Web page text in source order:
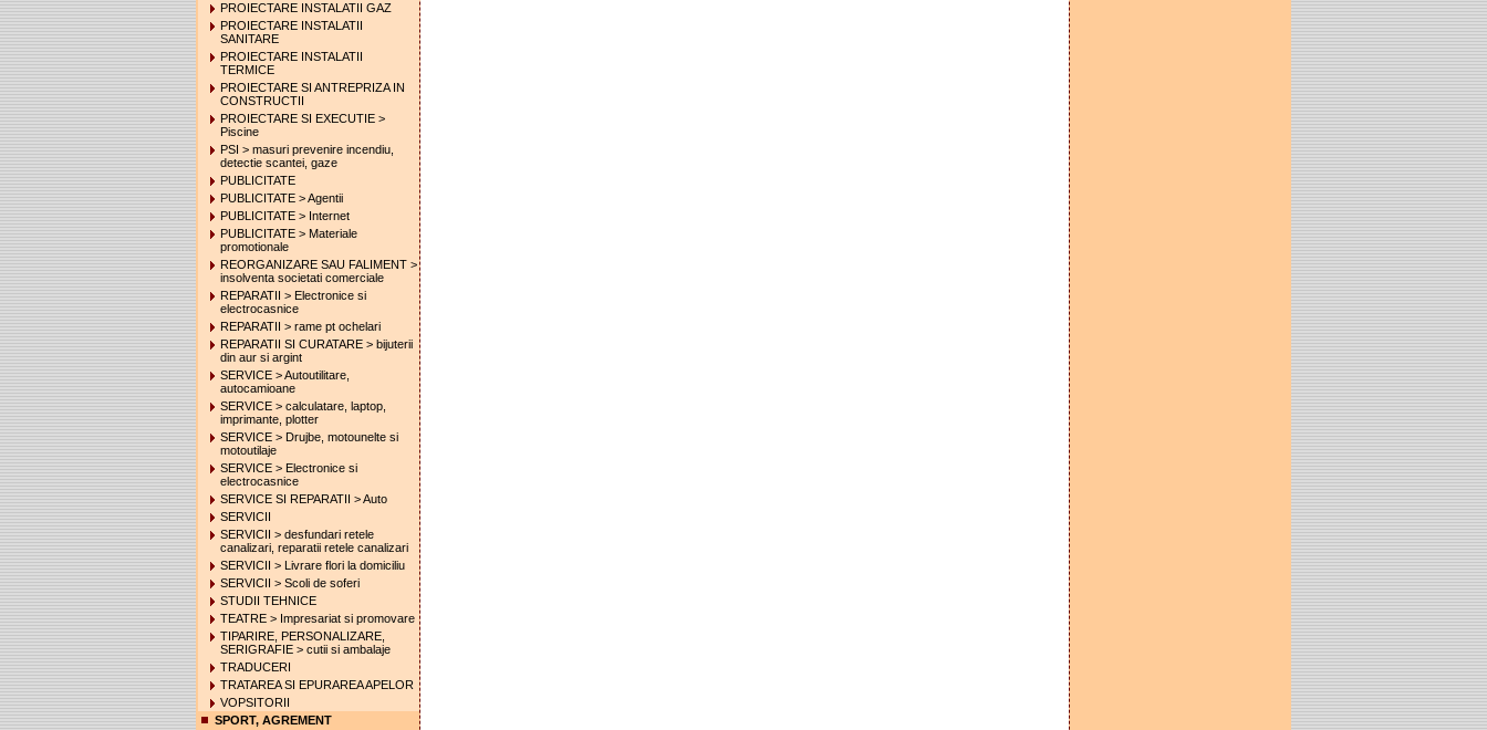
PROIECTARE INSTALATII GAZ
PROIECTARE INSTALATII
SANITARE
PROIECTARE INSTALATII
TERMICE
PROIECTARE SI ANTREPRIZA IN
CONSTRUCTII
PROIECTARE SI EXECUTIE >
Piscine
PSI > masuri prevenire incendiu,
detectie scantei, gaze
PUBLICITATE
PUBLICITATE > Agentii
PUBLICITATE > Internet
PUBLICITATE > Materiale
promotionale
REORGANIZARE SAU FALIMENT >
insolventa societati comerciale
REPARATII > Electronice si
electrocasnice
REPARATII > rame pt ochelari
REPARATII SI CURATARE > bijuterii
din aur si argint
SERVICE > Autoutilitare,
autocamioane
SERVICE > calculatare, laptop,
imprimante, plotter
SERVICE > Drujbe, motounelte si
motoutilaje
SERVICE > Electronice si
electrocasnice
SERVICE SI REPARATII > Auto
SERVICII
SERVICII > desfundari retele
canalizari, reparatii retele canalizari
SERVICII > Livrare flori la domiciliu
SERVICII > Scoli de soferi
STUDII TEHNICE
TEATRE > Impresariat si promovare
TIPARIRE, PERSONALIZARE,
SERIGRAFIE > cutii si ambalaje
TRADUCERI
TRATAREA SI EPURAREA APELOR
VOPSITORII
SPORT, AGREMENT